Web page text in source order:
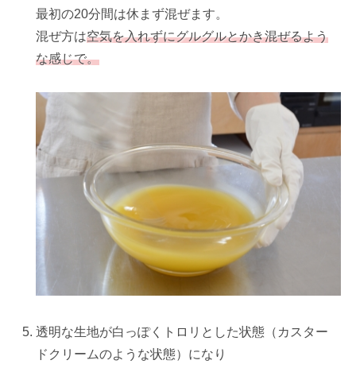
最初の20分間は休まず混ぜます。
混ぜ方は空気を入れずにグルグルとかき混ぜるよう
な感じで。
透明な生地が白っぽくトロリとした状態（カスター
ドクリームのような状態）になり